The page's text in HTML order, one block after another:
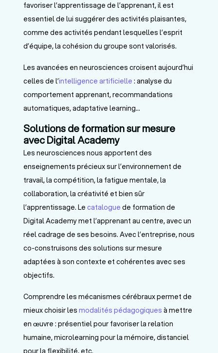
favoriser l’apprentissage de l’apprenant, il est
essentiel de lui suggérer des activités plaisantes,
comme des activités pendant lesquelles l’esprit
d’équipe, la cohésion du groupe sont valorisés.
Les avancées en neurosciences croisent aujourd’hui
celles de l’intelligence artificielle : analyse du
comportement apprenant, recommandations
automatiques, adaptative learning…
Solutions de formation sur mesure
avec Digital Academy
Les neurosciences nous apportent des
enseignements précieux sur l’environnement de
travail, la compétition, la fatigue mentale, la
collaboration, la créativité et bien sûr
l’apprentissage. Le catalogue de formation de
Digital Academy met l’apprenant au centre, avec un
réel cadrage de ses besoins. Avec l’entreprise, nous
co-construisons des solutions sur mesure
adaptées à son contexte et cohérentes avec ses
objectifs.
Comprendre les mécanismes cérébraux permet de
mieux choisir les modalités pédagogiques à mettre
en œuvre : présentiel pour favoriser la relation
humaine, microlearning pour la mémoire, distanciel
pour la flexibilité, etc.